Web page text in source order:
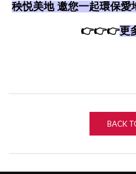
秧悦美地 邀您一起環保
👉👉👉更
BACK